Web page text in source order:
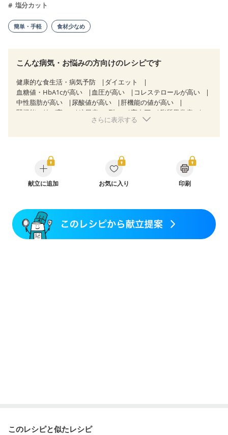
塩分カット
簡単・手軽 食材少なめ
こんな病気・お悩みの方向けのレシピです
健康的な食生活・病気予防
ダイエット
血糖値・HbA1cが高い
血圧が高い
コレステロールが高い
中性脂肪が高い
尿酸値が高い
肝機能の値が高い
腎機能の値が高い
糖尿病（2型） 高血圧
脂質異常症
狭心症 心筋梗塞
糖尿病性腎症（第３期）
CKD（ステージ１）
CKD（ステージ２）
CKD（ステージ３a）
乳がん（抗がん剤治療中）
乳がん（ホルモン療法中）
飲み込みにくい
妊娠中(初期)
妊婦健診・体重増加が気になる（初期）
妊婦健診・血圧が気になる（初期）
さらに表示する
献立に追加 お気に入り 印刷
このレシピと似たレシピ